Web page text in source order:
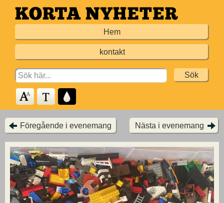
Hoppa
till
Hem
kontakt
Search
for:
Föregående i evenemang Nästa i evenemang